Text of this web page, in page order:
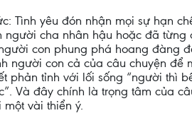
Tình yêu đón nhận mọi sự hạn
cha nhân hậu hoặc đã
con phung phá hoang đàng
người con cả của câu chuyện
phản tỉnh với lối sống “người thì
Và đây chính là trọng tâm của
vài thiển ý.